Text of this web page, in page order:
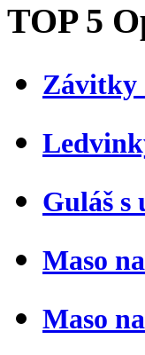
TOP 5
Závitky
Guláš s
Maso
Maso